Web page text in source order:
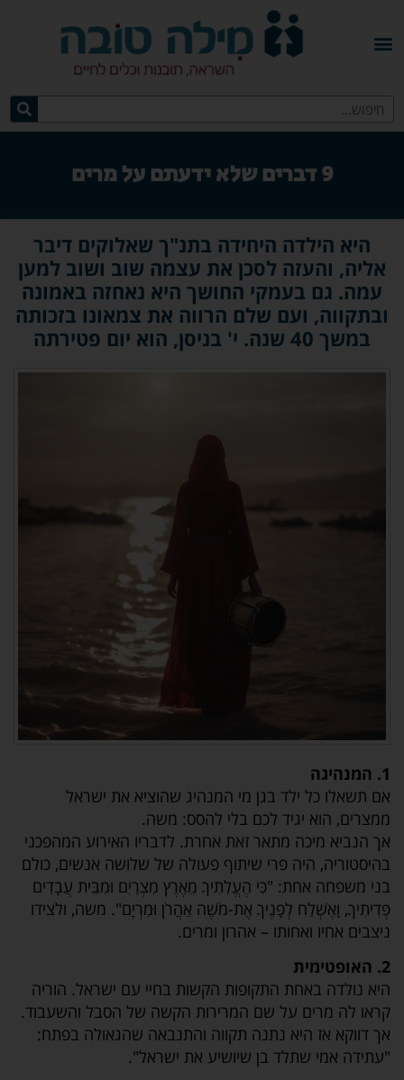
9 דברים שלא ידעתם על מרים
היא הילדה היחידה בתנ"ך שאלוקים דיבר
אליה, והעזה לסכן את עצמה שוב ושוב למען
עמה. גם בעמקי החושך היא נאחזה באמונה
ובתקווה, ועם שלם הרווה את צמאונו בזכותה
במשך 40 שנה. י' בניסן, הוא יום פטירתה
1. המנהיגה
אם תשאלו כל ילד בגן מי המנהיג שהוציא את ישראל
ממצרים, הוא יגיד לכם בלי להסס: משה.
אך הנביא מיכה מתאר זאת אחרת. לדבריו האירוע המהפכני
בהיסטוריה, היה פרי שיתוף פעולה של שלושה אנשים, כולם
בני משפחה אחת: "כִּי הֶעֱלִתִיךָ מֵאֶרֶץ מִצְרַיִם וּמִבֵּית עֲבָדִים
פְּדִיתִיךָ, וָאֶשְׁלַח לְפָנֶיךָ אֶת-מֹשֶׁה אַהֲרֹן וּמִרְיָם". משה, ולצידו
ניצבים אחיו ואחותו – אהרון ומרים.
2. האופטימית
היא נולדה באחת התקופות הקשות בחיי עם ישראל. הוריה
קראו לה מרים על שם המרירות הקשה של הסבל והשעבוד.
אך דווקא אז היא נתנה תקווה והתנבאה שהגאולה בפתח:
"עתידה אמי שתלד בן שיושיע את ישראל".